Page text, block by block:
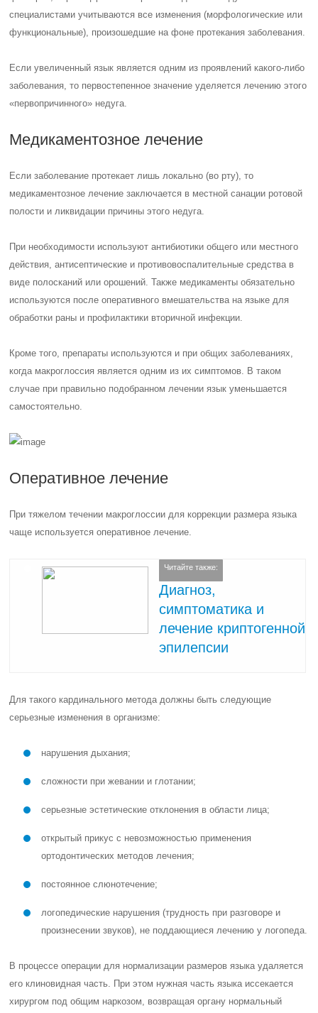
специалистами учитываются все изменения (морфологические или
функциональные), произошедшие на фоне протекания заболевания.
Если увеличенный язык является одним из проявлений какого-либо
заболевания, то первостепенное значение уделяется лечению этого
«первопричинного» недуга.
Медикаментозное лечение
Если заболевание протекает лишь локально (во рту), то
медикаментозное лечение заключается в местной санации ротовой
полости и ликвидации причины этого недуга.
При необходимости используют антибиотики общего или местного
действия, антисептические и противовоспалительные средства в
виде полосканий или орошений. Также медикаменты обязательно
используются после оперативного вмешательства на языке для
обработки раны и профилактики вторичной инфекции.
Кроме того, препараты используются и при общих заболеваниях,
когда макроглоссия является одним из их симптомов. В таком
случае при правильно подобранном лечении язык уменьшается
самостоятельно.
Оперативное лечение
При тяжелом течении макроглоссии для коррекции размера языка
чаще используется оперативное лечение.
Читайте также:
Диагноз,
симптоматика и
лечение криптогенной
эпилепсии
Для такого кардинального метода должны быть следующие
серьезные изменения в организме:
нарушения дыхания;
сложности при жевании и глотании;
серьезные эстетические отклонения в области лица;
открытый прикус с невозможностью применения
ортодонтических методов лечения;
постоянное слюнотечение;
логопедические нарушения (трудность при разговоре и
произнесении звуков), не поддающиеся лечению у логопеда.
В процессе операции для нормализации размеров языка удаляется
его клиновидная часть. При этом нужная часть языка иссекается
хирургом под общим наркозом, возвращая органу нормальный